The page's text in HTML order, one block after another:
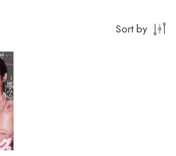
Sort by